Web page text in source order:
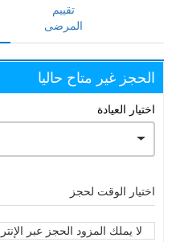
تقييم
المرضى
الحجز غير متاح حاليا
اختيار العيادة
اختيار الوقت لحجز
لا يملك المزود الحجز عبر